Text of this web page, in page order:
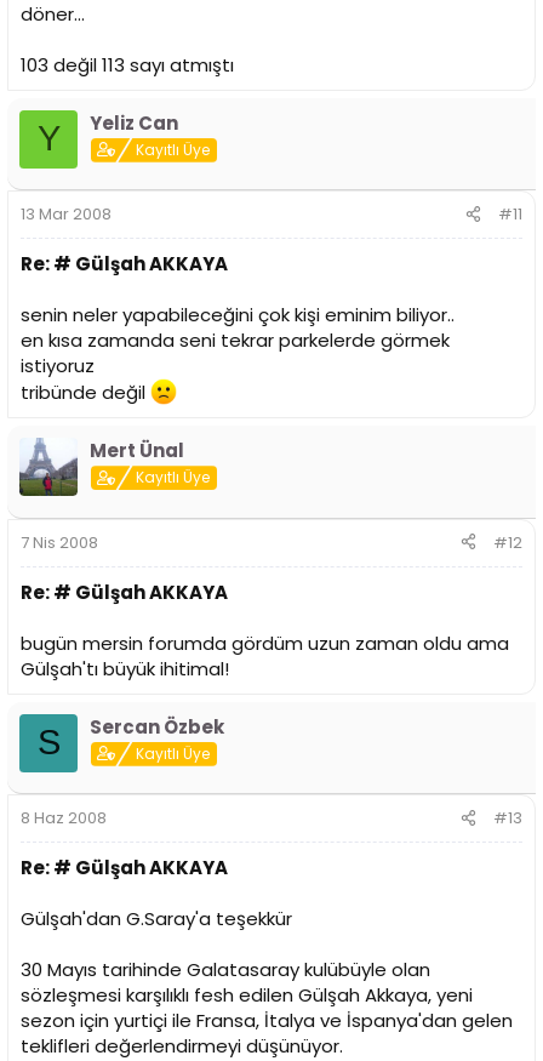
döner...
103 değil 113 sayı atmıştı
Y Yeliz Can
Kayıtlı Üye
13 Mar 2008 #11
Re: # Gülşah AKKAYA
senin neler yapabileceğini çok kişi eminim biliyor..
en kısa zamanda seni tekrar parkelerde görmek
istiyoruz
tribünde değil
Mert Ünal
Kayıtlı Üye
7 Nis 2008 #12
Re: # Gülşah AKKAYA
bugün mersin forumda gördüm uzun zaman oldu ama
Gülşah'tı büyük ihitimal!
S Sercan Özbek
Kayıtlı Üye
8 Haz 2008 #13
Re: # Gülşah AKKAYA
Gülşah'dan G.Saray'a teşekkür
30 Mayıs tarihinde Galatasaray kulübüyle olan
sözleşmesi karşılıklı fesh edilen Gülşah Akkaya, yeni
sezon için yurtiçi ile Fransa, İtalya ve İspanya'dan gelen
teklifleri değerlendirmeyi düşünüyor.